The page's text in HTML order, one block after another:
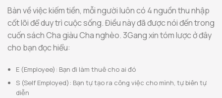
Bàn về việc kiếm tiền, mỗi người luôn có 4 nguồn thu nhập
cốt lõi để duy trì cuộc sống. Điều này đã được nói đến trong
cuốn sách Cha giàu Cha nghèo. 3Gang xin tóm lược ở đây
cho bạn đọc hiểu:
E (Employee): Bạn đi làm thuê cho ai đó
S (Self Employed): Bạn tự tạo ra công việc cho mình, tự biên tự
diễn